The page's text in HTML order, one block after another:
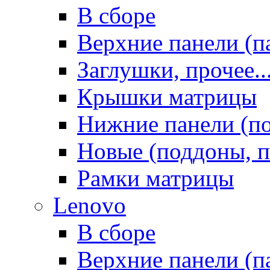
В сборе
Верхние панели
Заглушки,
Крышки матрицы
Нижние панели
Новые (поддоны,
Рамки матрицы
Lenovo
В сборе
Верхние панели